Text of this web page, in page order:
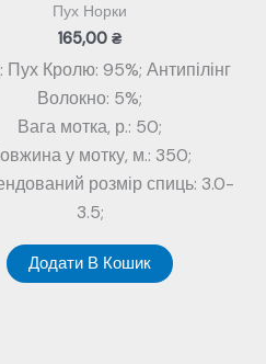
Пух Норки
165,00₴
Пух Кролю: 95%; Антипілінг
Волокно: 5%;
Вага мотка, р.: 50;
у мотку, м.: 350;
розмір спиць: 3.0-
3.5;
Додати В Кошик